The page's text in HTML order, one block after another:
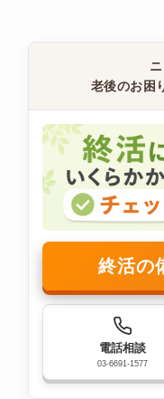
老後のお困
終活の
電話相談
03-6691-1577